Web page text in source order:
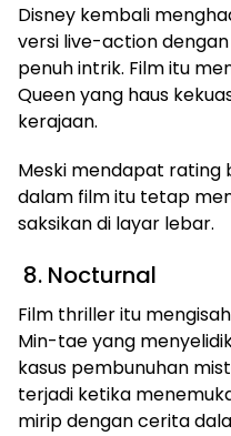
Disney kembali
versi live-action
penuh intrik. Film itu
Queen yang haus
kerajaan.
Meski mendapat rating
dalam film itu tetap
saksikan di layar lebar.
8. Nocturnal
Film thriller itu
Min-tae yang
kasus pembunuhan
terjadi ketika
mirip dengan cerita